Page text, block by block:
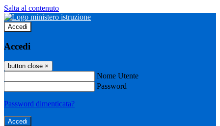
Salta al contenuto
Accedi
Accedi
button close ×
Nome Utente
Password
Password dimenticata?